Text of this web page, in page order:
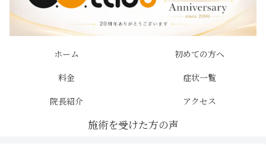
ホーム
初めての方へ
料金
症状一覧
院長紹介
アクセス